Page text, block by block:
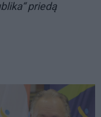
priedą